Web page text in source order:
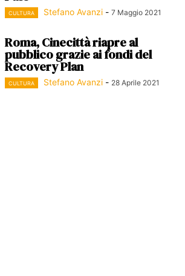
CULTURA Stefano Avanzi - 7 Maggio 2021
Roma, Cinecittà riapre al
pubblico grazie ai fondi del
Recovery Plan
CULTURA Stefano Avanzi - 28 Aprile 2021